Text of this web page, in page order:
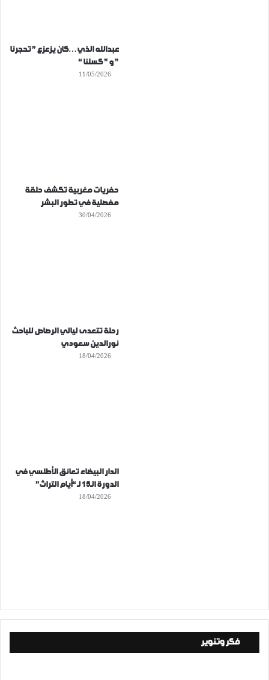
عبدالله الذي…كان يزعزع ” تحجرنا
” و ” كسلنا “
11/05/2026
حفريات مغربية تكشف حلقة
مفصلية في تطور البشر
30/04/2026
رحلة تتعدى ليالي الرصاص للباحث
نورالدين سعودي
18/04/2026
الدار البيضاء تعانق الأطلسي في
الدورة الـ15 لـ “أيام التراث”
18/04/2026
فكر وتنوير